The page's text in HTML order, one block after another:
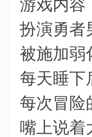
游戏内容
扮演勇者
被施加弱
每天睡下
每次冒险
嘴上说着